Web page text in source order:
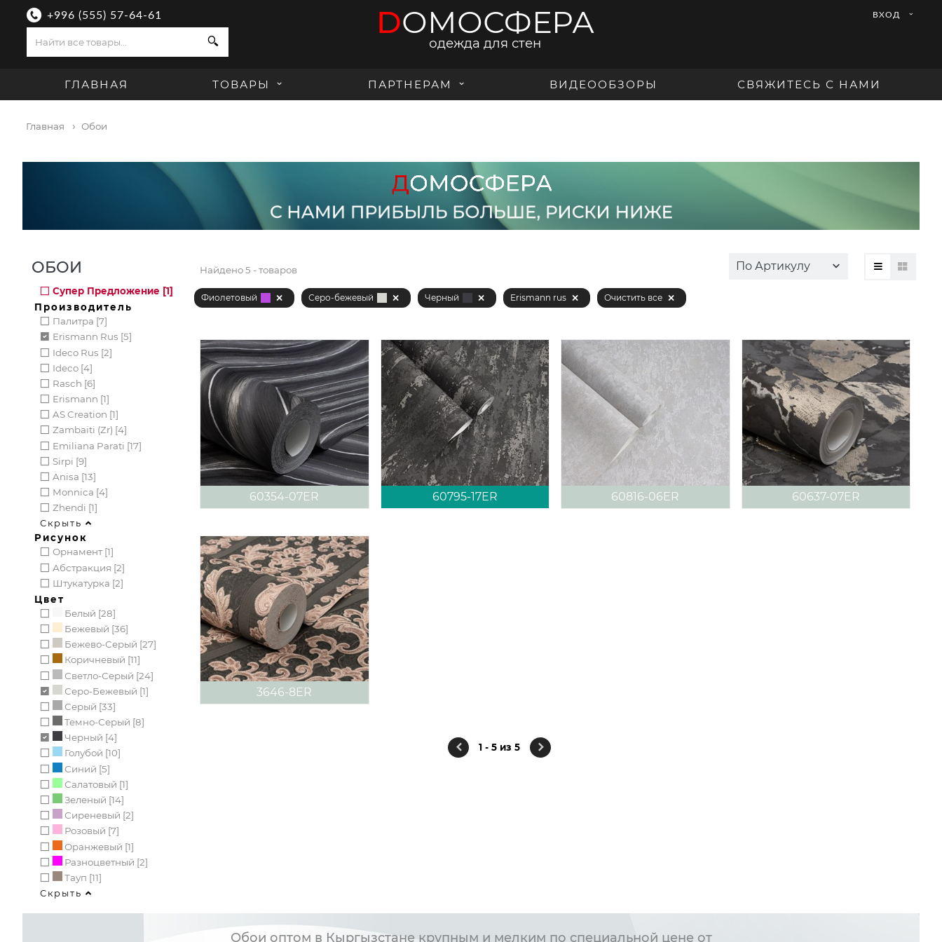
+996 (555) 57-64-61
DОМОСФЕРА
одежда для стен
ВХОД
ГЛАВНАЯ ТОВАРЫ ПАРТНЕРАМ ВИДЕООБЗОРЫ СВЯЖИТЕСЬ С НАМИ
Главная Обои
ОБОИ
Супер Предложение [1]
Производитель
Палитра [7]
Erismann Rus [5]
Ideco Rus [2]
Ideco [4]
Rasch [6]
Erismann [1]
AS Creation [1]
Zambaiti (zr) [4]
Emiliana Parati [17]
Sirpi [9]
Anisa [13]
Monnica [4]
Zhendi [1]
Скрыть
Рисунок
Орнамент [1]
Абстракция [2]
Штукатурка [2]
Цвет
Белый [28]
Бежевый [36]
Бежево-Серый [27]
Коричневый [11]
Светло-Серый [24]
Серо-Бежевый [1]
Серый [33]
Темно-Серый [8]
Черный [4]
Голубой [10]
Синий [5]
Салатовый [1]
Зеленый [14]
Сиреневый [2]
Розовый [7]
Оранжевый [1]
Разноцветный [2]
Тауп [11]
Скрыть
Найдено5 - товаров По Артикулу
Фиолетовый Серо-бежевый Черный Erismann rus Очистить все
60354-07ER 60795-17ER 60816-06ER 60637-07ER
3646-8ER
1 - 5 из 5
Обои оптом в Кыргызстане крупным и мелким по специальной цене от